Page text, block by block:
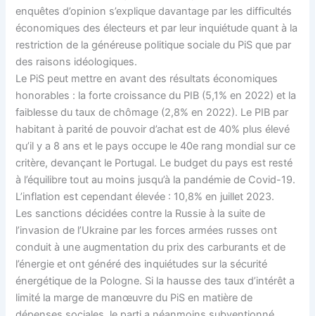
enquêtes d’opinion s’explique davantage par les difficultés
économiques des électeurs et par leur inquiétude quant à la
restriction de la généreuse politique sociale du PiS que par
des raisons idéologiques.
Le PiS peut mettre en avant des résultats économiques
honorables : la forte croissance du PIB (5,1% en 2022) et la
faiblesse du taux de chômage (2,8% en 2022). Le PIB par
habitant à parité de pouvoir d’achat est de 40% plus élevé
qu’il y a 8 ans et le pays occupe le 40e rang mondial sur ce
critère, devançant le Portugal. Le budget du pays est resté
à l’équilibre tout au moins jusqu’à la pandémie de Covid-19.
L’inflation est cependant élevée : 10,8% en juillet 2023.
Les sanctions décidées contre la Russie à la suite de
l’invasion de l’Ukraine par les forces armées russes ont
conduit à une augmentation du prix des carburants et de
l’énergie et ont généré des inquiétudes sur la sécurité
énergétique de la Pologne. Si la hausse des taux d’intérêt a
limité la marge de manœuvre du PiS en matière de